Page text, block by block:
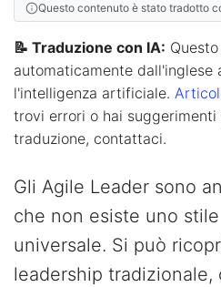
Questo contenuto è stato tradotto
📝 Traduzione con IA:
automaticamente dall'inglese
l'intelligenza artificiale.
trovi errori o hai
traduzione, contattaci.
Gli Agile Leader sono
che non esiste uno
universale. Si può
leadership tradizionale,